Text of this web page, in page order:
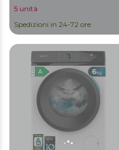
Inverter Plus, SteamMax,
OnSmart, Fuzzy Logic,
Smooth Wash, Gomma
Antibatterica e Pulisci
tamburo
5 unità
Spedizioni in 24-72 ore